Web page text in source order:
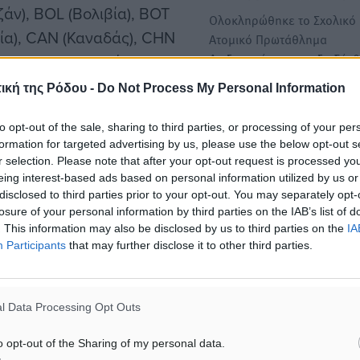
της Ρόδου - Do Not Process My Personal Information
opt-out of the sale, sharing to third parties, or processing of your
for targeted advertising by us, please use the below opt-out
selection. Please note that after your opt-out request is processed
interest-based ads based on personal information utilized by us
to third parties prior to your opt-out. You may separately
of your personal information by third parties on the IAB’s list of
This information may also be disclosed by us to third parties on the
Participants that may further disclose it to other third parties.
Data Processing Opt Outs
opt-out of the Sharing of my personal data.
BOL (Βολιβία), BOT
CAN (Καναδάς), CHN
DEN (Δανία), ENG
GEO (Γεωργία),
(Γουατεμάλα), HAI
IND (Ινδία),
KAZ (Καζακστάν),
NAM (Ναμίμπια), PER
(Ρουμανία), RSA
SRI (ΣριΛάνκα), SUI
, TUN (Τυνησία),
USA (Ην.Πολιτ.
ZIM (Ζιμπάμπουε).
με Ελβετικό Σύστημα
Ολοκληρώθηκε το Σχολικό
Ατομικό Πρωτάθλημα
Δωδεκανήσου που
Σκάκι: Ολοκληρώθηκε το
Πρωτάθλημα του ΝΑΤΟ,
το Παγκόσμιο Πρωτάθλημα
Ερασιτεχνών
Το νησί μας βρίσκεται στο
επίκεντρο του σκακιστικού
κόσμου, καθώς η